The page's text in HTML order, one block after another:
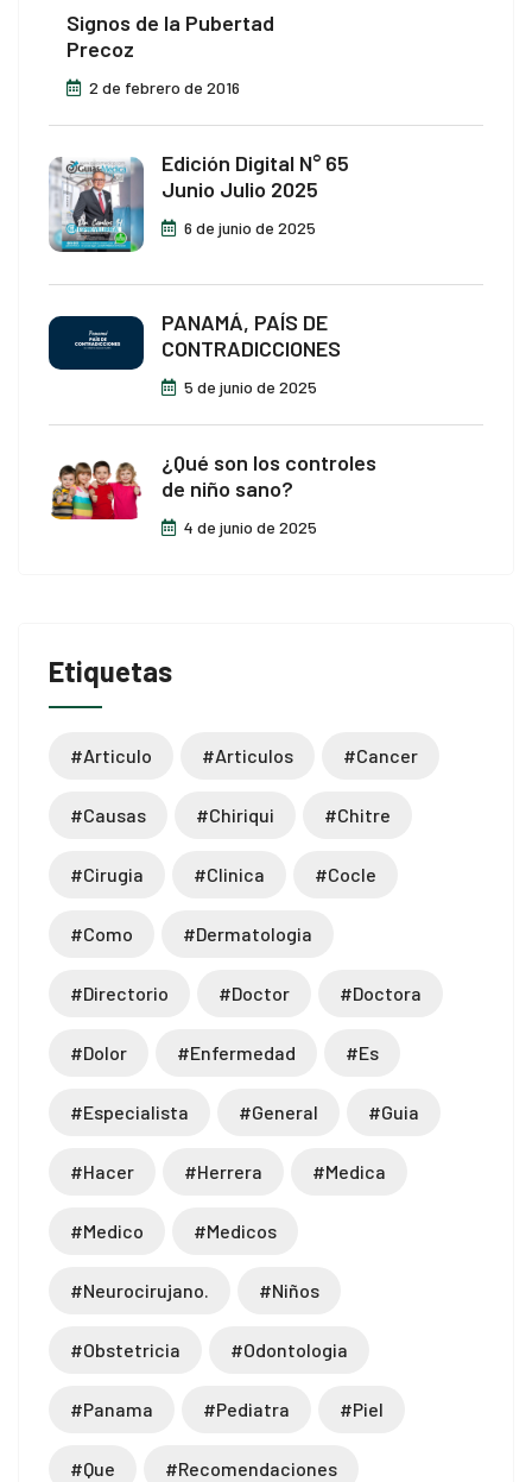
giriş
Panel
Signos de la Pubertad
Precoz
2 de febrero de 2016
Edición Digital N° 65
Junio Julio 2025
6 de junio de 2025
PANAMÁ, PAÍS DE
CONTRADICCIONES
5 de junio de 2025
¿Qué son los controles
de niño sano?
4 de junio de 2025
Etiquetas
#articulo #articulos #cancer
#causas #chiriqui #chitre
#cirugia #clinica #cocle
#como #dermatologia
#directorio #doctor #doctora
#dolor #enfermedad #es
#especialista #general #guia
#hacer #herrera #medica
#medico #medicos
#neurocirujano. #niños
#obstetricia #odontologia
#panama #pediatra #piel
#que #recomendaciones